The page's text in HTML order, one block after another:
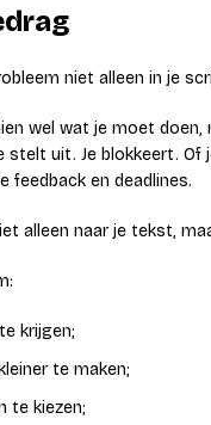
niet alleen in je
wel wat je moet doen,
stelt uit. Je blokkeert. Of
feedback en deadlines.
alleen naar je tekst,
krijgen;
te maken;
te kiezen;